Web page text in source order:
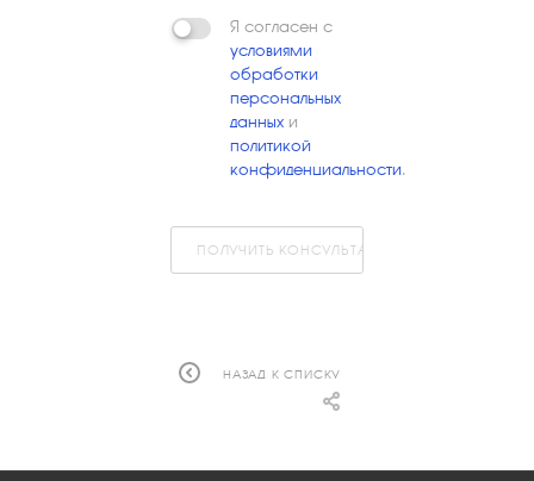
Я согласен с
условиями
обработки
персональных
данных и
политикой
конфиденциальности.
ПОЛУЧИТЬ КОНСУЛЬТАЦИЮ
НАЗАД К СПИСКУ